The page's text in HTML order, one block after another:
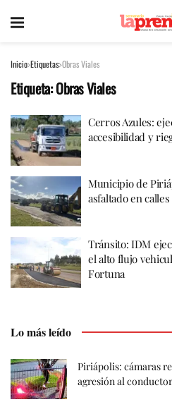
Inicio Etiquetas Obras Viales
Etiqueta:Obras Viales
Cerros Azules:
accesibilidad y
Municipio de
asfaltado en
Tránsito: IDM
el alto flujo
Fortuna
Lo más leído
Piriápolis: cámaras
agresión al